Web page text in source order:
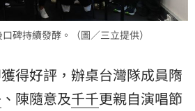
碑持續發酵。（圖／三立提供）
得好評，辦桌台灣隊成員隋
、陳隨意及千千更親自演唱節